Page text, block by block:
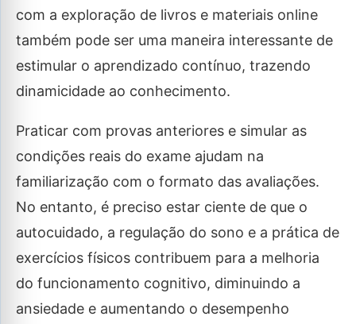
com a exploração de livros e materiais online
também pode ser uma maneira interessante de
estimular o aprendizado contínuo, trazendo
dinamicidade ao conhecimento.
Praticar com provas anteriores e simular as
condições reais do exame ajudam na
familiarização com o formato das avaliações.
No entanto, é preciso estar ciente de que o
autocuidado, a regulação do sono e a prática de
exercícios físicos contribuem para a melhoria
do funcionamento cognitivo, diminuindo a
ansiedade e aumentando o desempenho